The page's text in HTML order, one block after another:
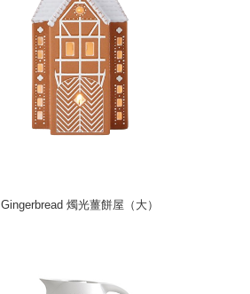
Gingerbread 燭光薑餅屋（大）